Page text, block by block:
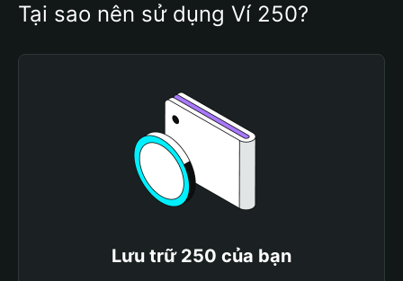
Tại sao nên sử dụng Ví 250?
Lưu trữ 250 của bạn